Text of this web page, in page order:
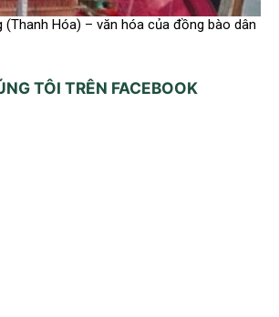
(Thanh Hóa) – văn hóa của đồng bào dân
TÔI TRÊN FACEBOOK